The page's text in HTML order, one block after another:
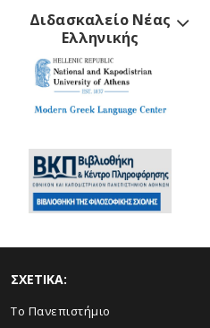
Διδασκαλείο Νέας
Ελληνικής
ΣΧΕΤΙΚΑ:
Το Πανεπιστήμιο